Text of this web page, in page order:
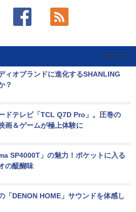
ィオブランドに進化するSHANLING
？
ドテレビ「TCL Q7D Pro」。圧巻の
画＆ゲームが極上体験に
SP4000T」の魅力！ポケットに入る
の醍醐味
「DENON HOME」サウンドを体感し